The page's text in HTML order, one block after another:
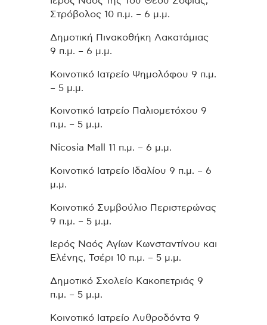
Στρόβολος 10 π.μ. – 6 μ.μ.
Δημοτική Πινακοθήκη Λακατάμιας
9 π.μ. – 6 μ.μ.
Κοινοτικό Ιατρείο Ψημολόφου 9 π.μ.
– 5 μ.μ.
Κοινοτικό Ιατρείο Παλιομετόχου 9
π.μ. – 5 μ.μ.
Nicosia Mall 11 π.μ. – 6 μ.μ.
Κοινοτικό Ιατρείο Ιδαλίου 9 π.μ. – 6
μ.μ.
Κοινοτικό Συμβούλιο Περιστερώνας
9 π.μ. – 5 μ.μ.
Ιερός Ναός Αγίων Κωνσταντίνου και
Ελένης, Τσέρι 10 π.μ. – 5 μ.μ.
Δημοτικό Σχολείο Κακοπετριάς 9
π.μ. – 5 μ.μ.
Κοινοτικό Ιατρείο Λυθροδόντα 9